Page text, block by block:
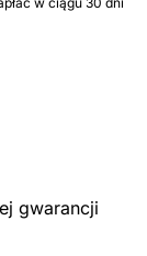
gwarancji